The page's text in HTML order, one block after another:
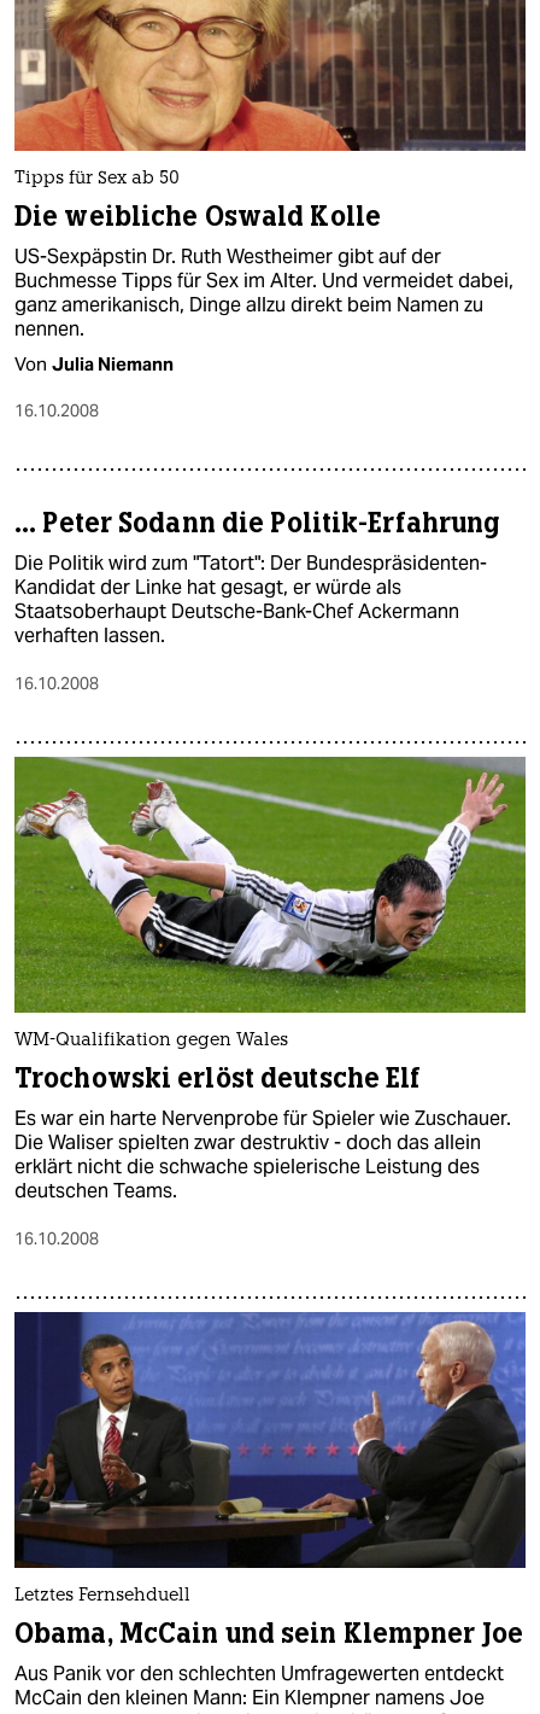
Tipps für Sex ab 50
Die weibliche Oswald Kolle
US-Sexpäpstin Dr. Ruth Westheimer gibt auf der
Buchmesse Tipps für Sex im Alter. Und vermeidet dabei,
ganz amerikanisch, Dinge allzu direkt beim Namen zu
nennen.
Von Julia Niemann
16.10.2008
... Peter Sodann die Politik-Erfahrung
Die Politik wird zum "Tatort": Der Bundespräsidenten-
Kandidat der Linke hat gesagt, er würde als
Staatsoberhaupt Deutsche-Bank-Chef Ackermann
verhaften lassen.
16.10.2008
WM-Qualifikation gegen Wales
Trochowski erlöst deutsche Elf
Es war ein harte Nervenprobe für Spieler wie Zuschauer.
Die Waliser spielten zwar destruktiv - doch das allein
erklärt nicht die schwache spielerische Leistung des
deutschen Teams.
16.10.2008
Letztes Fernsehduell
Obama, McCain und sein Klempner Joe
Aus Panik vor den schlechten Umfragewerten entdeckt
McCain den kleinen Mann: Ein Klempner namens Joe